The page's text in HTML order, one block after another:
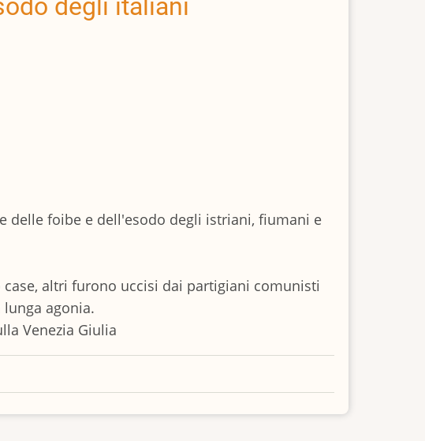
degli italiani
delle foibe e dell'esodo degli istriani, fiumani e
altri furono uccisi dai partigiani comunisti
agonia.
Venezia Giulia